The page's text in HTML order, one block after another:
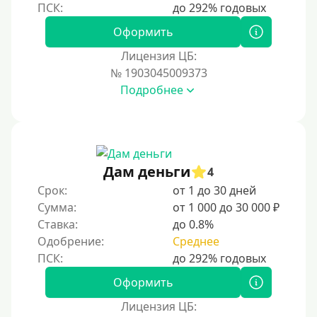
Наличными
По телефону
На дебетовую карту
На кредитную карту
На виртуальную карту
На неименную карту
На именную карту
На зарплатную карту
На чужую карту без отказа
Оформить
Лицензия ЦБ:
№ 1903045009373
Подробнее
Дам деньги
4
Срок:
от 1 до 30 дней
Сумма:
от 1 000 до 30 000 ₽
Ставка:
до 0.8%
Одобрение:
Среднее
Оформить
Лицензия ЦБ: